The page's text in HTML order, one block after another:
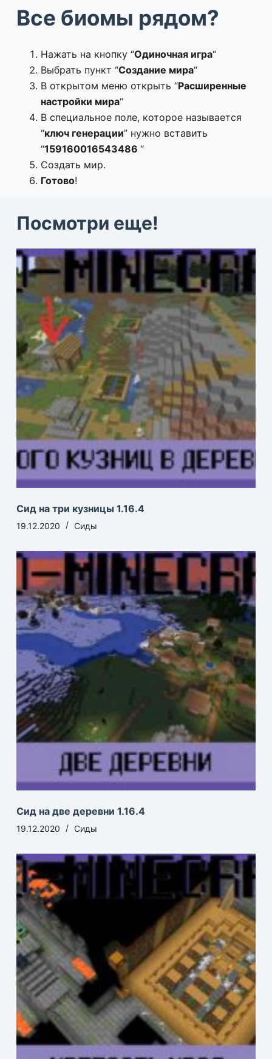
Все биомы рядом?
Нажать на кнопку “Одиночная игра“
Выбрать пункт “Создание мира“
В открытом меню открыть “Расширенные
настройки мира“
В специальное поле, которое называется
“ключ генерации” нужно вставить
“159160016543486 “
Создать мир.
Готово!
Посмотри еще!
Сид на три кузницы 1.16.4
19.12.2020 Сиды
Сид на две деревни 1.16.4
19.12.2020 Сиды